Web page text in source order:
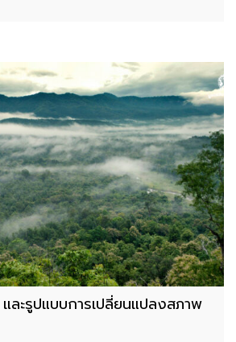
ละรูปแบบการเปลี่ยนแปลงสภาพ